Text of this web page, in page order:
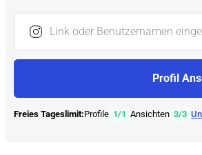
Link oder Benutzernamen
Profil
Freies Tageslimit:Profile 1/1 Ansichten 3/3